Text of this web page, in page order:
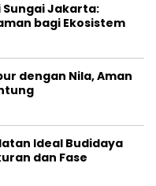
Sungai Jakarta:
bagi Ekosistem
dengan Nila, Aman
Ideal Budidaya
dan Fase